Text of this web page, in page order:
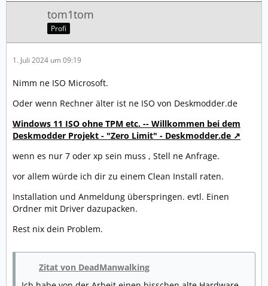
tom1tom
Profi
1. Juli 2024 um 09:19
Nimm ne ISO Microsoft.
Oder wenn Rechner älter ist ne ISO von Deskmodder.de
Windows 11 ISO ohne TPM etc. -- Willkommen bei dem
Deskmodder Projekt - "Zero Limit" - Deskmodder.de
wenn es nur 7 oder xp sein muss , Stell ne Anfrage.
vor allem würde ich dir zu einem Clean Install raten.
Installation und Anmeldung überspringen. evtl. Einen
Ordner mit Driver dazupacken.
Rest nix dein Problem.
Zitat von DeadManwalking